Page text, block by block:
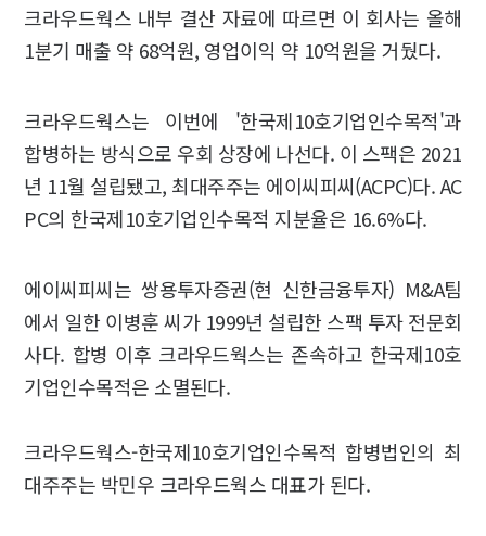
크라우드웍스 내부 결산 자료에 따르면 이 회사는 올해
1분기 매출 약 68억원, 영업이익 약 10억원을 거뒀다.
크라우드웍스는 이번에 '한국제10호기업인수목적'과
합병하는 방식으로 우회 상장에 나선다. 이 스팩은 2021
년 11월 설립됐고, 최대주주는 에이씨피씨(ACPC)다. AC
PC의 한국제10호기업인수목적 지분율은 16.6%다.
에이씨피씨는 쌍용투자증권(현 신한금융투자) M&A팀
에서 일한 이병훈 씨가 1999년 설립한 스팩 투자 전문회
사다. 합병 이후 크라우드웍스는 존속하고 한국제10호
기업인수목적은 소멸된다.
크라우드웍스-한국제10호기업인수목적 합병법인의 최
대주주는 박민우 크라우드웍스 대표가 된다.